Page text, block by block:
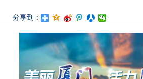
分享到：